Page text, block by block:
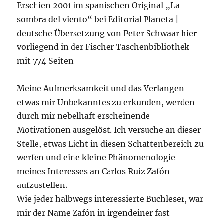
Erschien 2001 im spanischen Original „La
sombra del viento“ bei Editorial Planeta |
deutsche Übersetzung von Peter Schwaar hier
vorliegend in der Fischer Taschenbibliothek
mit 774 Seiten
Meine Aufmerksamkeit und das Verlangen
etwas mir Unbekanntes zu erkunden, werden
durch mir nebelhaft erscheinende
Motivationen ausgelöst. Ich versuche an dieser
Stelle, etwas Licht in diesen Schattenbereich zu
werfen und eine kleine Phänomenologie
meines Interesses an Carlos Ruiz Zafón
aufzustellen.
Wie jeder halbwegs interessierte Buchleser, war
mir der Name Zafón in irgendeiner fast